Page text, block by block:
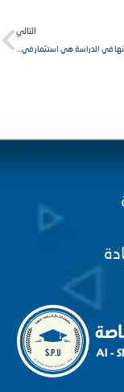
كل ساعة تقضونها في الدراسة هي استثمار في مستقبلكم الذي لا يقدر بثمن.